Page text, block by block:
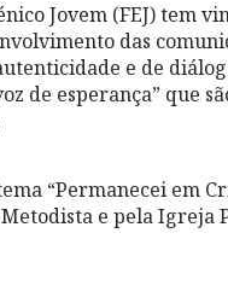
Jovem (FEJ) tem
das
e de
de esperança” que
“Permanecei em
e pela Igreja